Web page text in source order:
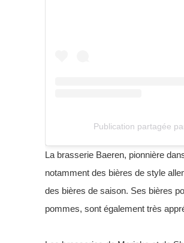
Publication partagée
La brasserie Baeren, pionnière
notamment des bières de style
des bières de saison. Ses bières
pommes, sont également très